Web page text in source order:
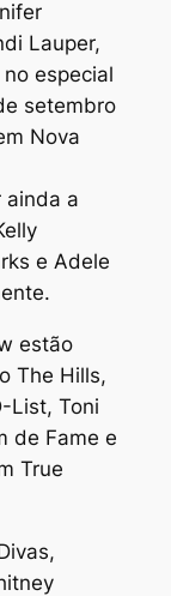
Lauper,
especial
setembro
Nova
ainda a
e Adele
estão
The Hills,
List, Toni
de Fame e
True